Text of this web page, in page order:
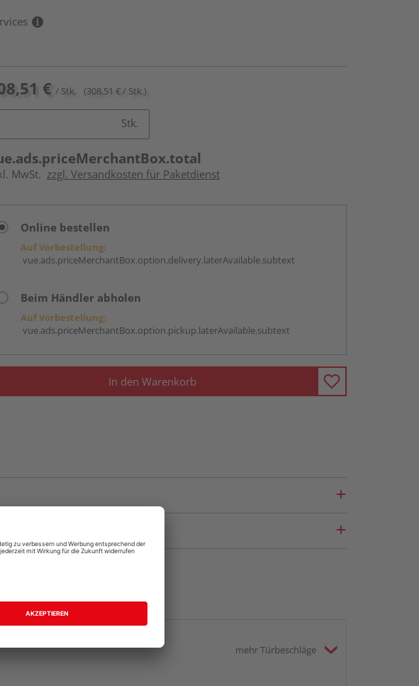
€ / Stk. (308,51 € / Stk.)
Stk.
MwSt. zzgl. Versandkosten für Paketdienst
Online bestellen
Auf Vorbestellung:
vue.ads.priceMerchantBox.option.delivery.laterAvailable.subtext
Beim Händler abholen
Auf Vorbestellung:
vue.ads.priceMerchantBox.option.pickup.laterAvailable.subtext
In den Warenkorb
mehr Türbeschläge